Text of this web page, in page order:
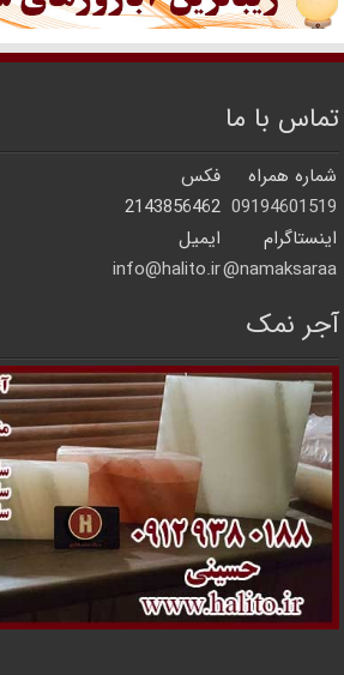
تماس با ما
شماره همراه
فکس
09194601519
2143856462
اینستاگرام
ایمیل
namaksaraa@
info@halito.ir
آجر نمک